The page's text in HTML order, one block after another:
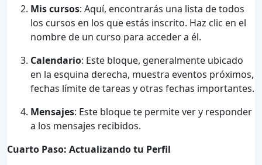
Mis cursos: Aquí, encontrarás una lista de todos
los cursos en los que estás inscrito. Haz clic en el
nombre de un curso para acceder a él.
Calendario: Este bloque, generalmente ubicado
en la esquina derecha, muestra eventos próximos,
fechas límite de tareas y otras fechas importantes.
Mensajes: Este bloque te permite ver y responder
a los mensajes recibidos.
Cuarto Paso: Actualizando tu Perfil